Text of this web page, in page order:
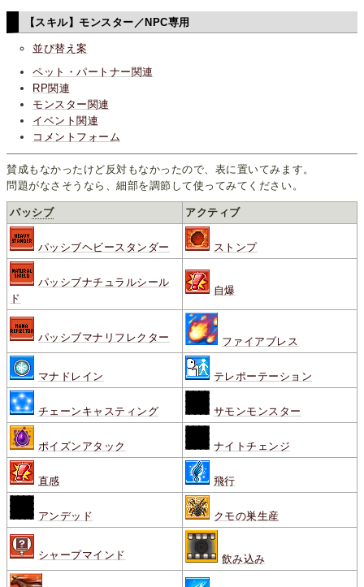
【スキル】モンスター／NPC専用
並び替え案
ペット・パートナー関連
RP関連
モンスター関連
イベント関連
コメントフォーム
賛成もなかったけど反対もなかったので、表に置いてみます。
問題がなさそうなら、細部を調節して使ってみてください。
パッシブ アクティブ
パッシブヘビースタンダー ストンプ
パッシブナチュラルシール
ド
自爆
パッシブマナリフレクター ファイアブレス
マナドレイン テレポーテーション
チェーンキャスティング サモンモンスター
ポイズンアタック ナイトチェンジ
直感 飛行
アンデッド クモの巣生産
シャープマインド 飲み込み